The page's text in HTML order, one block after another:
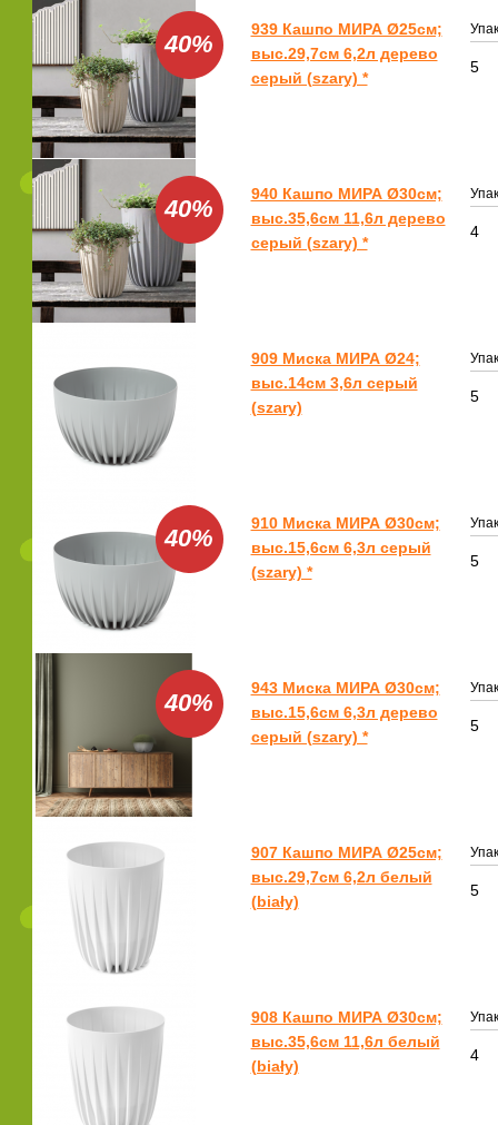
40%
939 Кашпо МИРА Ø25см;
выс.29,7см 6,2л дерево
серый (szary) *
5
40%
940 Кашпо МИРА Ø30см;
выс.35,6см 11,6л дерево
серый (szary) *
4
909 Миска МИРА Ø24;
выс.14см 3,6л серый
(szary)
5
40%
910 Миска МИРА Ø30см;
выс.15,6см 6,3л серый
(szary) *
5
40%
943 Миска МИРА Ø30см;
выс.15,6см 6,3л дерево
серый (szary) *
5
907 Кашпо МИРА Ø25см;
выс.29,7см 6,2л белый
(biały)
5
908 Кашпо МИРА Ø30см;
выс.35,6см 11,6л белый
(biały)
4